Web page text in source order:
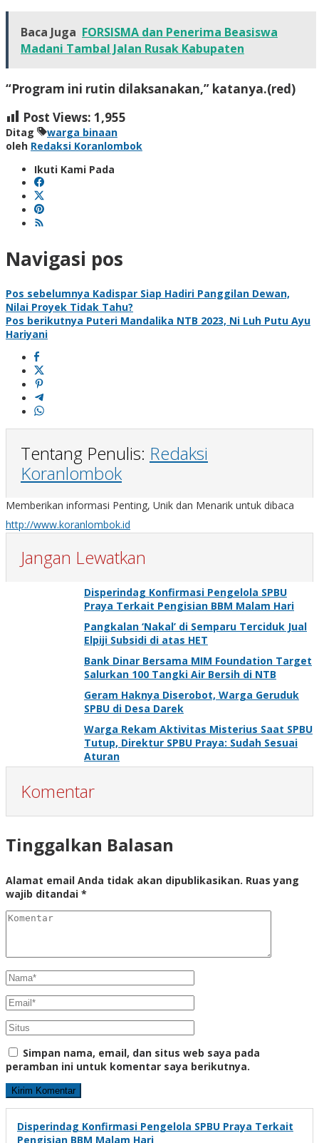
Baca Juga FORSISMA dan Penerima Beasiswa
Madani Tambal Jalan Rusak Kabupaten
“Program ini rutin dilaksanakan,” katanya.(red)
Post Views: 1,955
Ditag
warga binaan
oleh Redaksi Koranlombok
Ikuti Kami Pada
Navigasi pos
Pos sebelumnya Kadispar Siap Hadiri Panggilan Dewan,
Nilai Proyek Tidak Tahu?
Pos berikutnya Puteri Mandalika NTB 2023, Ni Luh Putu Ayu
Hariyani
Tentang Penulis: Redaksi
Koranlombok
Memberikan informasi Penting, Unik dan Menarik untuk dibaca
http://www.koranlombok.id
Jangan Lewatkan
Disperindag Konfirmasi Pengelola SPBU
Praya Terkait Pengisian BBM Malam Hari
Pangkalan ‘Nakal’ di Semparu Terciduk Jual
Elpiji Subsidi di atas HET
Bank Dinar Bersama MIM Foundation Target
Salurkan 100 Tangki Air Bersih di NTB
Geram Haknya Diserobot, Warga Geruduk
SPBU di Desa Darek
Warga Rekam Aktivitas Misterius Saat SPBU
Tutup, Direktur SPBU Praya: Sudah Sesuai
Aturan
Komentar
Tinggalkan Balasan
Alamat email Anda tidak akan dipublikasikan. Ruas yang
wajib ditandai *
Simpan nama, email, dan situs web saya pada
peramban ini untuk komentar saya berikutnya.
Disperindag Konfirmasi Pengelola SPBU Praya Terkait
Pengisian BBM Malam Hari